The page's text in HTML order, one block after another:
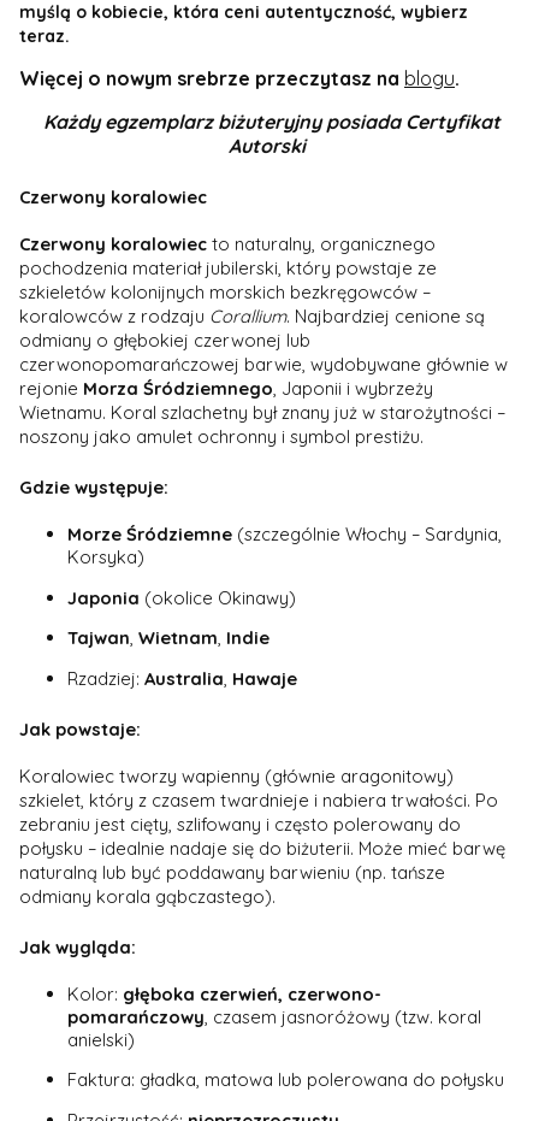
myślą o kobiecie, która ceni autentyczność, wybierz
teraz.
Więcej o nowym srebrze przeczytasz na blogu.
Każdy egzemplarz biżuteryjny posiada Certyfikat
Autorski
Czerwony koralowiec
Czerwony koralowiec to naturalny, organicznego
pochodzenia materiał jubilerski, który powstaje ze
szkieletów kolonijnych morskich bezkręgowców –
koralowców z rodzaju Corallium. Najbardziej cenione są
odmiany o głębokiej czerwonej lub
czerwonopomarańczowej barwie, wydobywane głównie w
rejonie Morza Śródziemnego, Japonii i wybrzeży
Wietnamu. Koral szlachetny był znany już w starożytności –
noszony jako amulet ochronny i symbol prestiżu.
Gdzie występuje:
Morze Śródziemne (szczególnie Włochy – Sardynia,
Korsyka)
Japonia (okolice Okinawy)
Tajwan, Wietnam, Indie
Rzadziej: Australia, Hawaje
Jak powstaje:
Koralowiec tworzy wapienny (głównie aragonitowy)
szkielet, który z czasem twardnieje i nabiera trwałości. Po
zebraniu jest cięty, szlifowany i często polerowany do
połysku – idealnie nadaje się do biżuterii. Może mieć barwę
naturalną lub być poddawany barwieniu (np. tańsze
odmiany korala gąbczastego).
Jak wygląda:
Kolor: głęboka czerwień, czerwono-
pomarańczowy , czasem jasnoróżowy (tzw. koral
anielski)
Faktura: gładka, matowa lub polerowana do połysku